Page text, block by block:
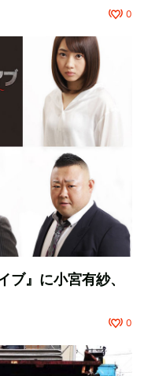
0
』に小宮有紗、
0